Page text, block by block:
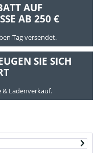
AUF
AB 250 €
Tag versendet.
SIE SICH
& Ladenverkauf.